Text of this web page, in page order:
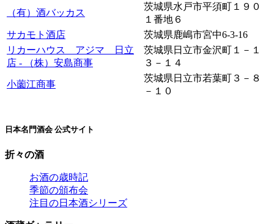
（有）酒バッカス
茨城県水戸市平須町１９０
１番地６
サカモト酒店
茨城県鹿嶋市宮中6-3-16
リカーハウス アジマ 日立
店 - （株）安島商事
茨城県日立市金沢町１－１
３－１４
小薗江商事
茨城県日立市若葉町３－８
－１０
日本名門酒会 公式サイト
折々の酒
お酒の歳時記
季節の頒布会
注目の日本酒シリーズ